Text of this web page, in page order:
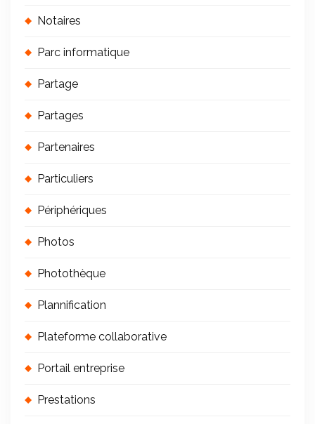
Notaires
Parc informatique
Partage
Partages
Partenaires
Particuliers
Périphériques
Photos
Photothèque
Plannification
Plateforme collaborative
Portail entreprise
Prestations